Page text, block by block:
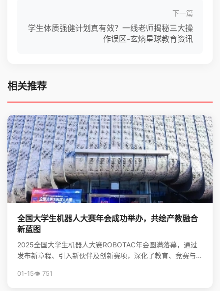
下一篇
学生体质强健计划真有效？一线老师揭秘三大操
作误区-玄熵星球教育资讯
相关推荐
全国大学生机器人大赛年会成功举办，共绘产教融合
新蓝图
2025全国大学生机器人大赛ROBOTAC年会圆满落幕，通过
发布新章程、引入新伙伴及创新赛项，深化了教育、竞赛与产
01-15👁️ 751